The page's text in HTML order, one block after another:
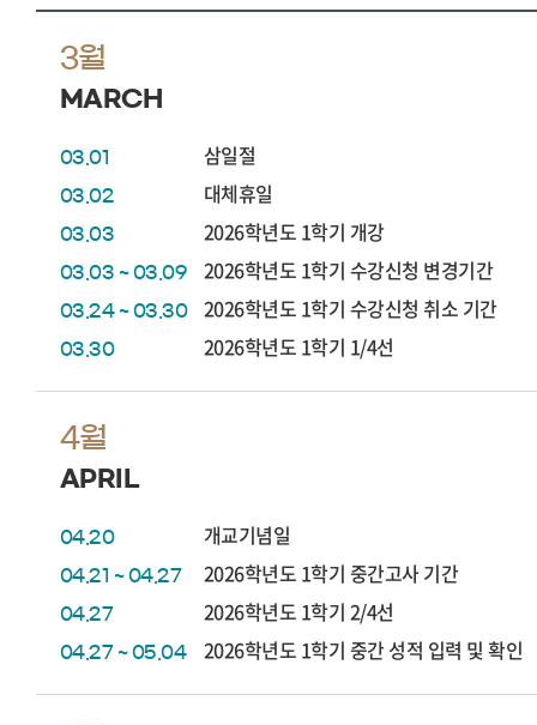
3월
MARCH
03.01 삼일절
03.02 대체휴일
03.03 2026학년도 1학기 개강
03.03 ~ 03.09 2026학년도 1학기 수강신청 변경기간
03.24 ~ 03.30 2026학년도 1학기 수강신청 취소 기간
03.30 2026학년도 1학기 1/4선
4월
APRIL
04.20 개교기념일
04.21 ~ 04.27 2026학년도 1학기 중간고사 기간
04.27 2026학년도 1학기 2/4선
04.27 ~ 05.04 2026학년도 1학기 중간 성적 입력 및 확인